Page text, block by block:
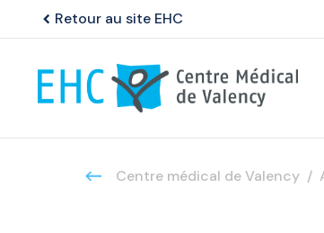
chevron_left Retour au site EHC
Centre médical de Valency